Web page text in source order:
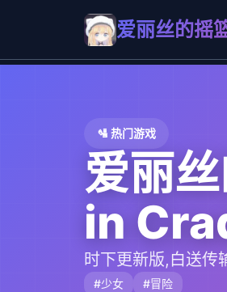
爱丽丝的摇
🛂 热门游戏
爱丽
in
时下更新版,白送传
#少女 #冒险